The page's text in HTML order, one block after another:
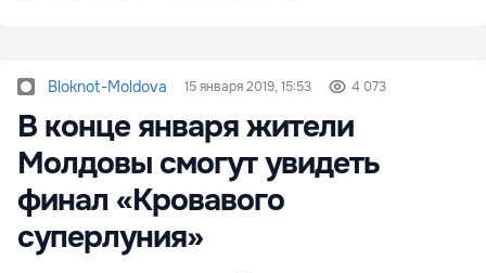
Bloknot-Moldova 15 января 2019, 15:53 4 073
В конце января жители
Молдовы смогут увидеть
финал «Кровавого
суперлуния»